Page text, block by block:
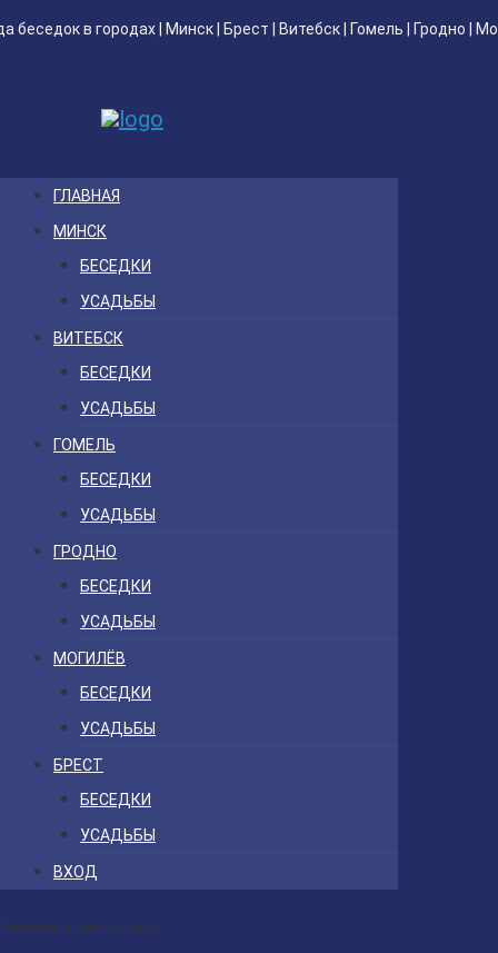
беседокв городах | Минск| Брест Витебск| Гомель Гродно
ГЛАВНАЯ
МИНСК
БЕСЕДКИ
УСАДЬБЫ
ВИТЕБСК
БЕСЕДКИ
УСАДЬБЫ
ГОМЕЛЬ
БЕСЕДКИ
УСАДЬБЫ
ГРОДНО
БЕСЕДКИ
УСАДЬБЫ
МОГИЛЁВ
БЕСЕДКИ
УСАДЬБЫ
БРЕСТ
БЕСЕДКИ
УСАДЬБЫ
ВХОД
Реквизиты для оплаты